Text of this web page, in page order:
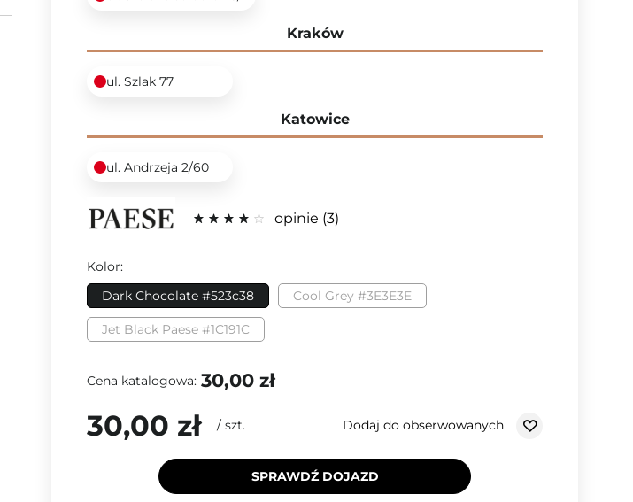
Kraków
ul. Szlak 77
Katowice
ul. Andrzeja 2/60
opinie 3
Kolor:
Dark Chocolate #523c38
Cool Grey #3E3E3E
Jet Black Paese #1C191C
Cena katalogowa: 30,00 zł
30,00 zł / szt. Dodaj do obserwowanych
SPRAWDŹ DOJAZD